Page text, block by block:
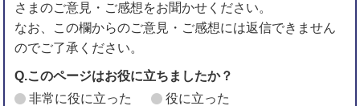
さまのご意見・ご感想をお聞かせください。
なお、この欄からのご意見・ご感想には返信できません
のでご了承ください。
Q.このページはお役に立ちましたか？
非常に役に立った
役に立った